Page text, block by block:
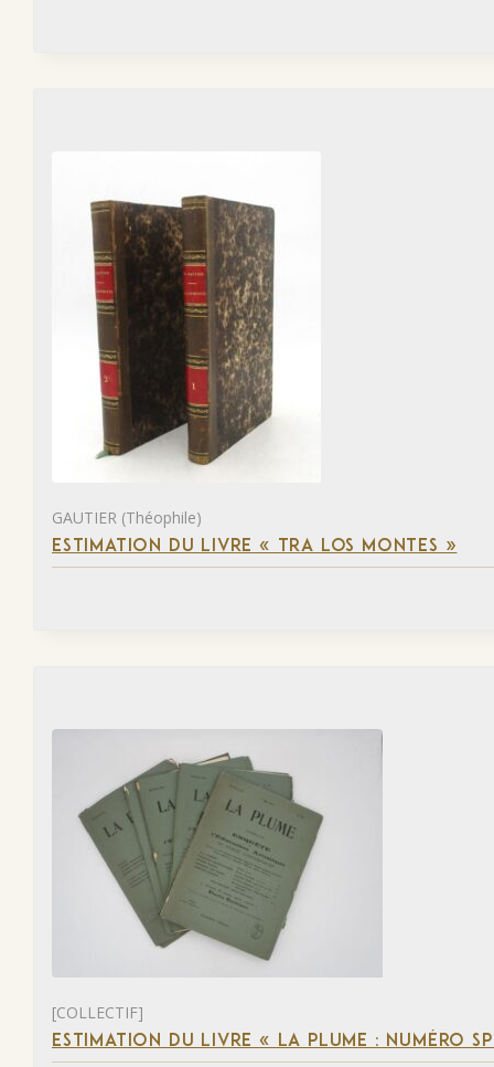
GAUTIER (Théophile)
ESTIMATION DU LIVRE « TRA LOS MONTES »
[COLLECTIF]
ESTIMATION DU LIVRE « LA PLUME : NUMÉRO